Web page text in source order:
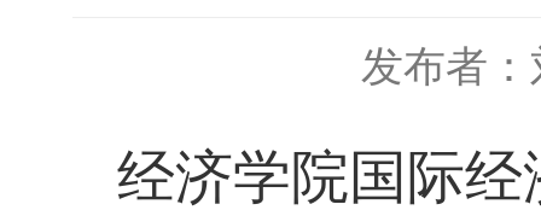
发布者：
经济学院国际